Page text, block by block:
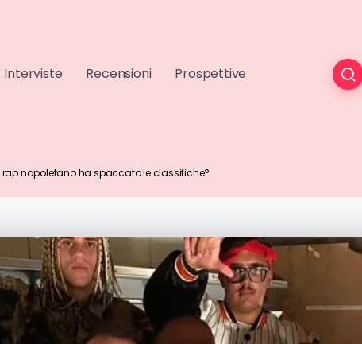
Interviste Recensioni Prospettive
rap napoletano ha spaccato le classifiche?